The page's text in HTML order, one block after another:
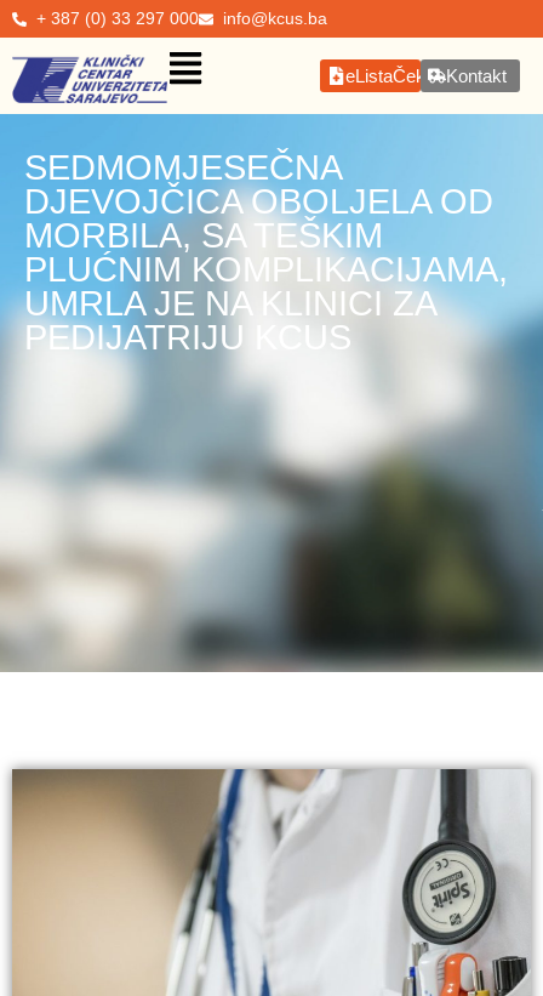
+ 387 (0) 33 297 000 info@kcus.ba
eListaČekanjaKontakt
SEDMOMJESEČNA
DJEVOJČICA OBOLJELA OD
MORBILA, SA TEŠKIM
PLUĆNIM KOMPLIKACIJAMA,
UMRLA JE NA KLINICI ZA
PEDIJATRIJU KCUS